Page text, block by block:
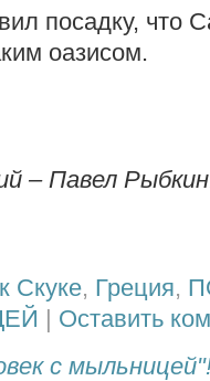
посадку, что
оазисом.
– Павел
Скуке, Греция,
| Оставить
с